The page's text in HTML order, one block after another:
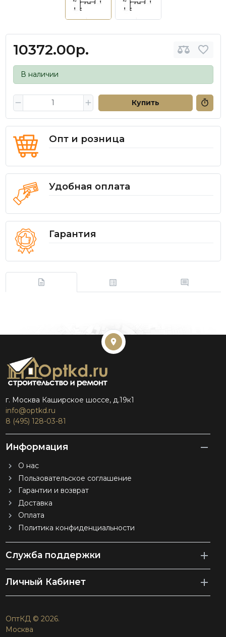
10372.00р.
В наличии
Купить
Опт и розница
Удобная оплата
Гарантия
г. Москва Каширское шоссе, д.19к1
info@optkd.ru
8 (495) 128-03-81
Информация
О нас
Пользовательское соглашение
Гарантии и возврат
Доставка
Оплата
Политика конфиденциальности
Служба поддержки
Личный Кабинет
ОптКД © 2026.
Москва